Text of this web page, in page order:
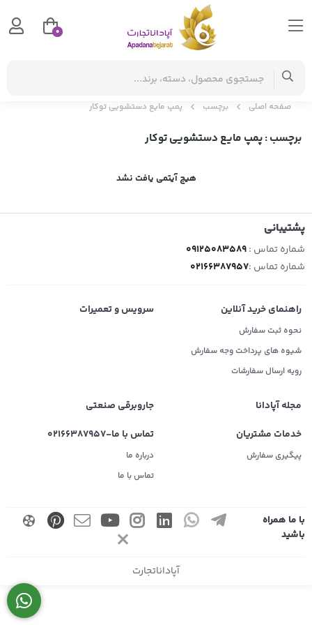
صفحه اصلی برچسب پمپ مایع دستشویی توکار
برچسب: پمپ مایع دستشویی توکار
هیچ آیتمی یافت نشد
پشتیبانی
شماره تماس :09125083589
شماره تماس :02166387957
راهنمای خرید آنلاین
نحوه ثبت سفارش
شیوه های پرداخت وجه سفارش
رویه ارسال سفارشات
سرویس و تعمیرات
مجله آپادانا
جاروبرقی صنعتی
خدمات مشتریان
پیگیری سفارش
تماس با ما-02166387957
درباره ما
تماس با ما
با ما همراه
باشید
آپاداناتجارت
0